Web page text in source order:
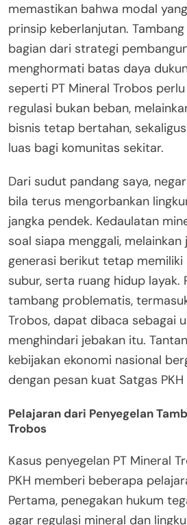
memastikan bahwa modal
prinsip keberlanjutan.
bagian dari strategi
menghormati batas daya
seperti PT Mineral Trobos
regulasi bukan beban,
bisnis tetap bertahan,
luas bagi komunitas sekitar.
Dari sudut pandang saya,
bila terus mengorbankan
jangka pendek. Kedaulatan
soal siapa menggali, melainkan
generasi berikut tetap memiliki
subur, serta ruang hidup layak.
tambang problematis,
Trobos, dapat dibaca sebagai
menghindari jebakan itu.
kebijakan ekonomi nasional
dengan pesan kuat Satgas
Pelajaran dari Penyegelan
Trobos
Kasus penyegelan PT Mineral
PKH memberi beberapa
Pertama, penegakan hukum
agar regulasi mineral dan